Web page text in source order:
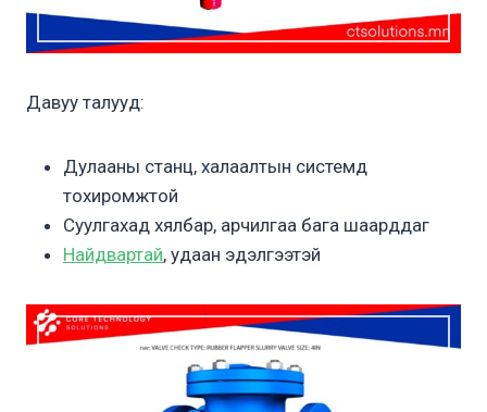
Давуу талууд:
Дулааны станц, халаалтын системд
тохиромжтой
Суулгахад хялбар, арчилгаа бага шаарддаг
Найдвартай, удаан эдэлгээтэй